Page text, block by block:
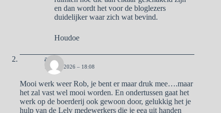
en dan wordt het voor de bloglezers
duidelijker waar zich wat bevind.
Houdoe
aad
11 MEI 2026 – 18:08
Mooi werk weer Rob, je bent er maar druk mee….maar
het zal vast wel mooi worden. En ondertussen gaat het
werk op de boerderij ook gewoon door, gelukkig het je
hulp van de Lely medewerkers die je eea uit handen